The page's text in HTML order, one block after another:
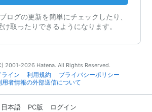
ログの更新を簡単にチェックしたり、
取ったりできるようになります。
2001-2026 Hatena. All Rights Reserved.
ライン 利用規約
プライバシーポリシー
用者情報の外部送信について
日本語 PC版 ログイン